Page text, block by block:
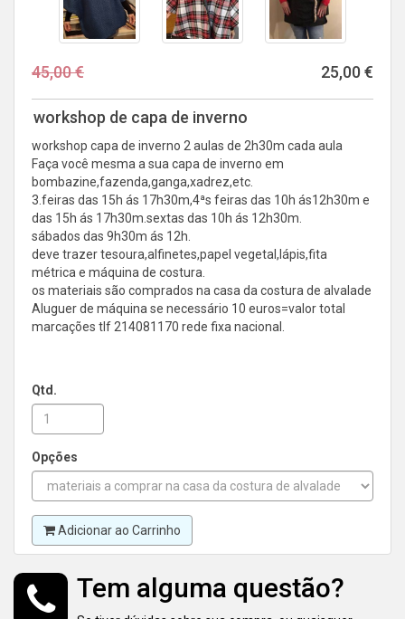
45,00 € 25,00 €
workshop de capa de inverno
workshop capa de inverno 2 aulas de 2h30m cada aula
Faça você mesma a sua capa de inverno em
bombazine,fazenda,ganga,xadrez,etc.
3.feiras das 15h ás 17h30m,4ªs feiras das 10h ás12h30m e
das 15h ás 17h30m.sextas das 10h ás 12h30m.
sábados das 9h30m ás 12h.
deve trazer tesoura,alfinetes,papel vegetal,lápis,fita
métrica e máquina de costura.
os materiais são comprados na casa da costura de alvalade
Aluguer de máquina se necessário 10 euros=valor total
marcações tlf 214081170 rede fixa nacional.
Qtd.
Opções
Adicionar ao Carrinho
Tem alguma questão?